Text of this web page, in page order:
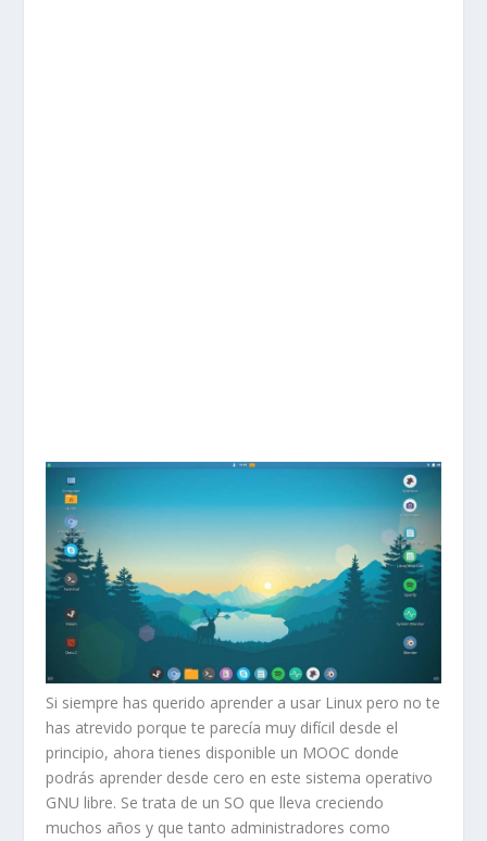
Si siempre has querido aprender a usar Linux pero no te
has atrevido porque te parecía muy difícil desde el
principio, ahora tienes disponible un MOOC donde
podrás aprender desde cero en este sistema operativo
GNU libre. Se trata de un SO que lleva creciendo
muchos años y que tanto administradores como